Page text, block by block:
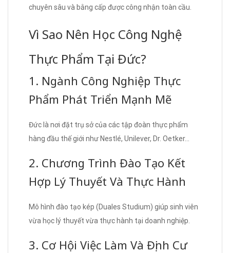
chuyên sâu và bằng cấp được công nhận toàn cầu.
Vì Sao Nên Học Công Nghệ
Thực Phẩm Tại Đức?
1. Ngành Công Nghiệp Thực
Phẩm Phát Triển Mạnh Mẽ
Đức là nơi đặt trụ sở của các tập đoàn thực phẩm
hàng đầu thế giới như Nestlé, Unilever, Dr. Oetker…
2. Chương Trình Đào Tạo Kết
Hợp Lý Thuyết Và Thực Hành
Mô hình đào tạo kép (Duales Studium) giúp sinh viên
vừa học lý thuyết vừa thực hành tại doanh nghiệp.
3. Cơ Hội Việc Làm Và Định Cư